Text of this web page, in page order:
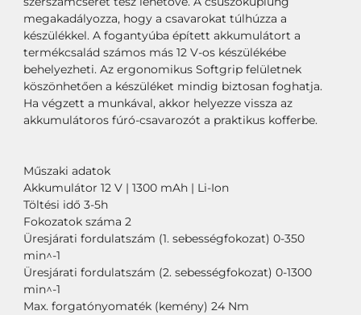
megakadályozza, hogy a csavarokat túlhúzza a
készülékkel. A fogantyúba épített akkumulátort a
termékcsalád számos más 12 V-os készülékébe
behelyezheti. Az ergonomikus Softgrip felületnek
köszönhetően a készüléket mindig biztosan foghatja.
Ha végzett a munkával, akkor helyezze vissza az
akkumulátoros fúró-csavarozót a praktikus kofferbe.
Műszaki adatok
Akkumulátor 12 V | 1300 mAh | Li-Ion
Töltési idő 3-5h
Fokozatok száma 2
Üresjárati fordulatszám (1. sebességfokozat) 0-350
min^-1
Üresjárati fordulatszám (2. sebességfokozat) 0-1300
min^-1
Max. forgatónyomaték (kemény) 24 Nm